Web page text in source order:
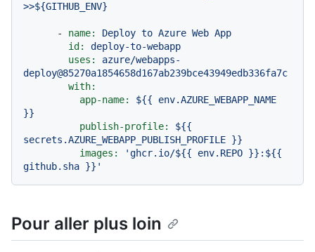
>>${GITHUB_ENV}
- name: Deploy to Azure Web App
id:
deploy-to-webapp
uses:
azure/webapps-
deploy@85270a1854658d167ab239bce43949edb336fa7c
with:
app-name:
${{
env.AZURE_WEBAPP_NAME
}}
publish-profile:
${{
secrets.AZURE_WEBAPP_PUBLISH_PROFILE }}
images:
'ghcr.io/${{ env.REPO }}:${{
github.sha }}'
Pour aller plus loin